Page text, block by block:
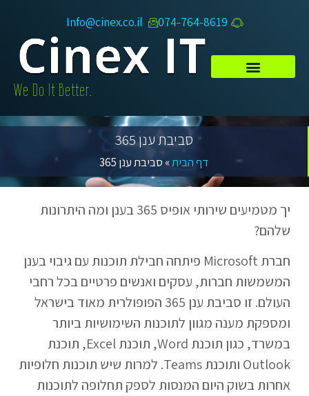
074-764-8619​
Info@cinex.co.il
סביבת ענן 365
דף הבית» סביבת ענן 365
יך מטמיעים שירותי אופיס 365 בענן ומה היתרונות
שלהם?
חברת Microsoft פיתחה חבילת תוכנות עם גיבוי בענן
המשמשות חברות, עסקים ואנשים פרטיים בכל רחבי
העולם. זו סביבת ענן 365 הפופולרית מאוד בישראל
ומספקת מענה מגוון לתוכנות השימושיות ביותר
במשרד, כגון תוכנת Word, תוכנת Excel, תוכנת
Outlook ותוכנת Teams. למרות שיש תוכנות חלופיות
אחרות בשוק היום המנסות לספק תחלופה לתוכנות